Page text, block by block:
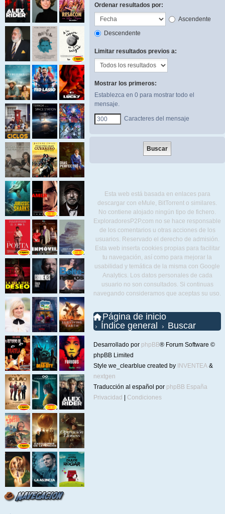
Ordenar resultados por:
Ascendente
Descendente
Limitar resultados previos a:
Mostrar los primeros:
Establezca en 0 para mostrar todo el
mensaje.
Caracteres del mensaje
Esta web está basada en enlaces para
descargar con eMule, BitTorrent o similares.
No contiene alojado ningún tipo de fichero.
ExploradoresP2P.com no se hace responsable
de los comentarios u otras acciones de los
usuarios. Reservado el derecho de admisión.
Esta web inserta cookies propias para facilitar
tu navegación, así como para mejorar la
usabilidad y temática de la misma con Google
Analytics. Los datos personales de cada
usuario no son consultados. Si continuas
navegando consideramos que aceptas su uso.
Página de inicio
Índice general
Buscar
Desarrollado por phpBB® Forum Software ©
phpBB Limited
Style we_clearblue created by INVENTEA &
nextgen
Traducción al español por phpBB España
Privacidad
Condiciones